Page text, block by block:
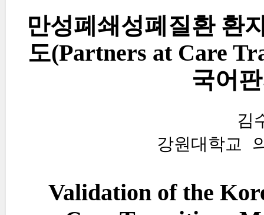
만성폐쇄성폐질환 환
도(Partners at Care
국어
김
강원대학교
Validation of the